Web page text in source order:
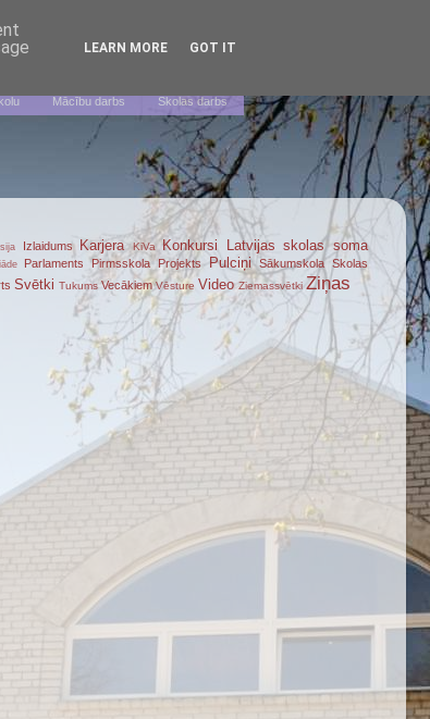
Mācību darbs Skolas darbs
Izlaidums KarjeraKiVaKonkursi Latvijas skolas soma
ParlamentsPirmsskola Projekts PulciņiSākumskola Skolas
Svētki TukumsVecākiemVēsture VideoZiemassvētki Ziņas
LEARN MORE GOT IT